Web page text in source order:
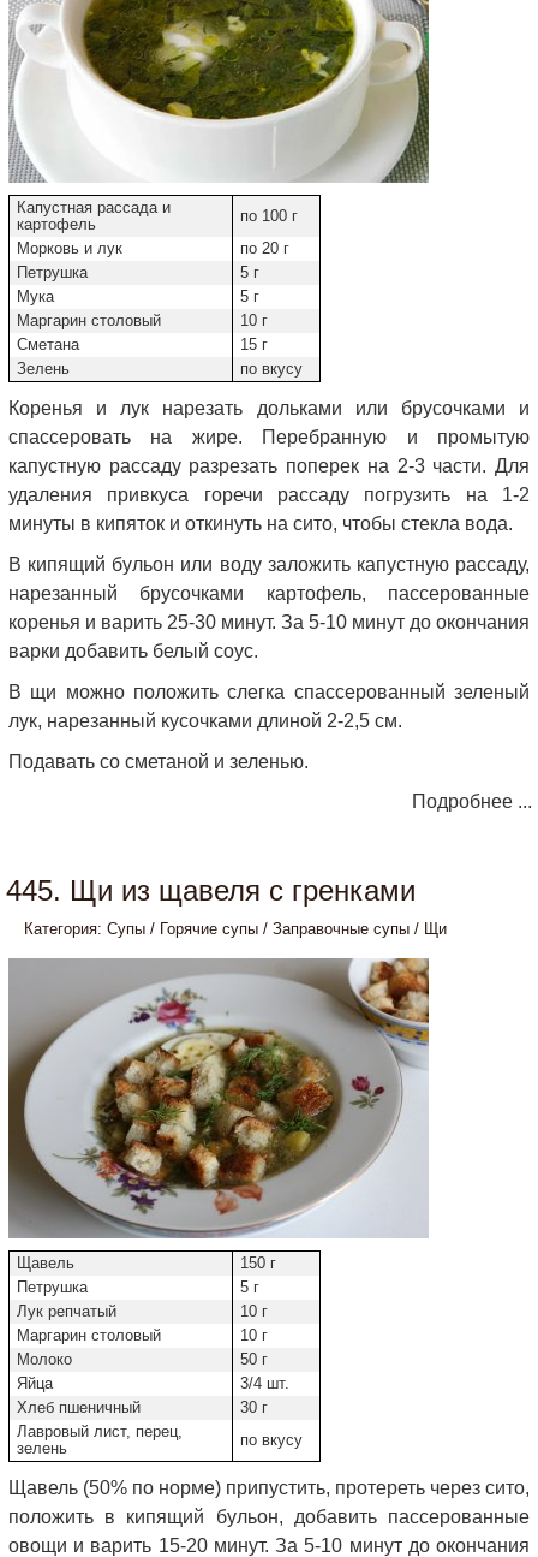
Капустная рассада и
картофель
по 100 г
Морковь и лук
по 20 г
Петрушка
5 г
Мука
5 г
Маргарин столовый
10 г
Сметана
15 г
Зелень
по вкусу
Коренья и лук нарезать дольками или брусочками и
спассеровать на жире. Перебранную и промытую
капустную рассаду разрезать поперек на 2-3 части. Для
удаления привкуса горечи рассаду погрузить на 1-2
минуты в кипяток и откинуть на сито, чтобы стекла вода.
В кипящий бульон или воду заложить капустную рассаду,
нарезанный брусочками картофель, пассерованные
коренья и варить 25-30 минут. За 5-10 минут до окончания
варки добавить белый соус.
В щи можно положить слегка спассерованный зеленый
лук, нарезанный кусочками длиной 2-2,5 см.
Подавать со сметаной и зеленью.
Подробнее ...
445. Щи из щавеля с гренками
Категория: Супы / Горячие супы / Заправочные супы / Щи
Щавель
150 г
Петрушка
5 г
Лук репчатый
10 г
Маргарин столовый
10 г
Молоко
50 г
Яйца
3/4 шт.
Хлеб пшеничный
30 г
Лавровый лист, перец,
зелень
по вкусу
Щавель (50% по норме) припустить, протереть через сито,
положить в кипящий бульон, добавить пассерованные
овощи и варить 15-20 минут. За 5-10 минут до окончания